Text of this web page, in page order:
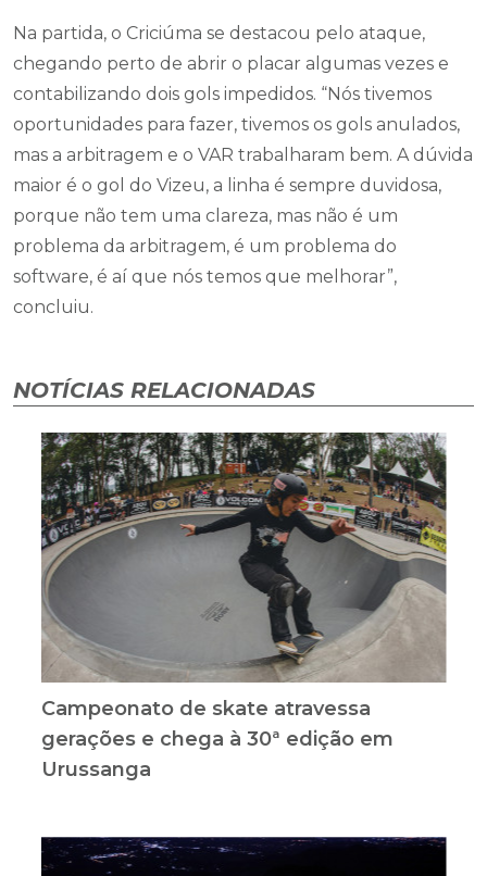
Na partida, o Criciúma se destacou pelo ataque,
chegando perto de abrir o placar algumas vezes e
contabilizando dois gols impedidos. “Nós tivemos
oportunidades para fazer, tivemos os gols anulados,
mas a arbitragem e o VAR trabalharam bem. A dúvida
maior é o gol do Vizeu, a linha é sempre duvidosa,
porque não tem uma clareza, mas não é um
problema da arbitragem, é um problema do
software, é aí que nós temos que melhorar”,
concluiu.
NOTÍCIAS RELACIONADAS
Campeonato de skate atravessa
gerações e chega à 30ª edição em
Urussanga